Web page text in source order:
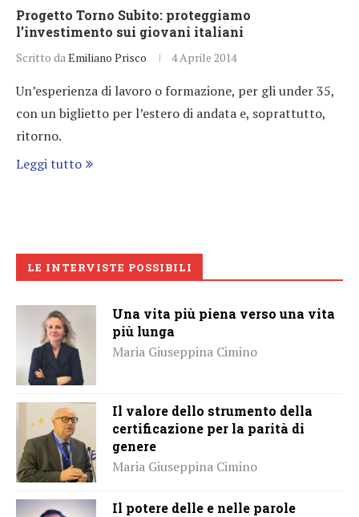
Progetto Torno Subito: proteggiamo
l’investimento sui giovani italiani
Scritto da Emiliano Prisco 4 Aprile 2014
Un’esperienza di lavoro o formazione, per gli under 35,
con un biglietto per l’estero di andata e, soprattutto,
ritorno.
Leggi tutto
LE INTERVISTE POSSIBILI
Una vita più piena verso una vita
più lunga
Maria Giuseppina Cimino
Il valore dello strumento della
certificazione per la parità di
genere
Maria Giuseppina Cimino
Il potere delle e nelle parole